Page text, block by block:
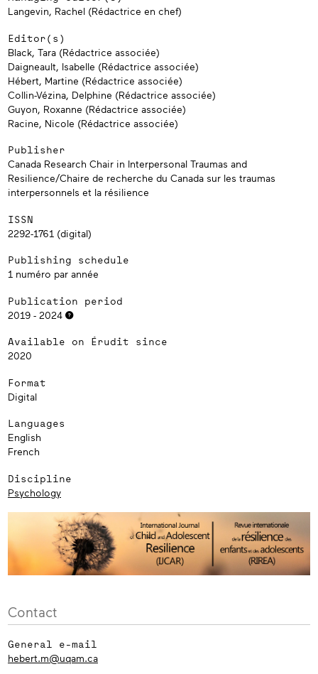
voie vers la création d’espaces sécuritaires et inclusifs
pour les jeunes exposés aux VC afin de partager leur
changement social. Il vise non seulement à promouvoir
la voix des jeunes, mais aussi à leur donner les moyens
de devenir de jeunes défenseurs et devenir soutenants
auprès de leurs pairs dans la lutte contre la VC,
renforçant ainsi leur résilience et leur rétablissement.
L’utilisation de ce modèle au sein des organismes de VC
peut continuer de positionner les jeunes comme
experts de leur propre vie et comme agent de
d’interventions efficaces.
Langevin, Rachel (Rédactrice en chef)
Editor(s)
Black, Tara (Rédactrice associée)
Daigneault, Isabelle (Rédactrice associée)
Hébert, Martine (Rédactrice associée)
Collin-Vézina, Delphine (Rédactrice associée)
Guyon, Roxanne (Rédactrice associée)
Racine, Nicole (Rédactrice associée)
Publisher
Canada Research Chair in Interpersonal Traumas and
Resilience/Chaire de recherche du Canada sur les traumas
interpersonnels et la résilience
ISSN
2292-1761 (digital)
Publishing schedule
1 numéro par année
Publication period
2019 - 2024
Available on Érudit since
2020
Format
Digital
Languages
English
French
Discipline
Psychology
Contact
General e-mail
hebert.m@uqam.ca